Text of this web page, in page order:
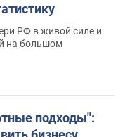
РФ в живой силе и
на большом
подходы":